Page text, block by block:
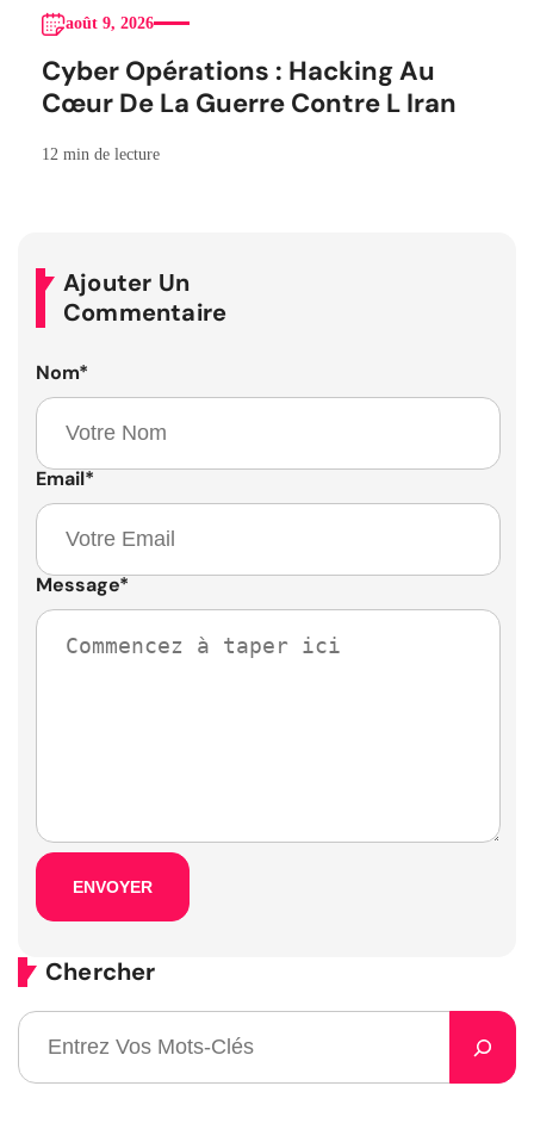
août 9, 2026
Cyber Opérations : Hacking Au
Cœur De La Guerre Contre L Iran
12 min de lecture
Ajouter Un
Commentaire
Nom*
Email*
Message*
Chercher